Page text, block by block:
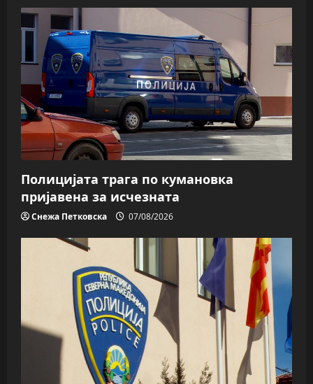
Полицијата трага пo кумановка
пријавена за исчезната
Снежа Петковска 07/08/2026